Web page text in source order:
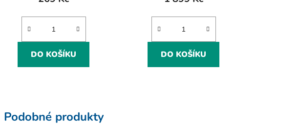
5,0
z
hvězdiček.
DO KOŠÍKU DO KOŠÍKU
Podobné produkty